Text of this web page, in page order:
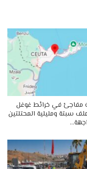
مفاجئ في خرائط غوغل
سبتة ومليلية المحتلتين